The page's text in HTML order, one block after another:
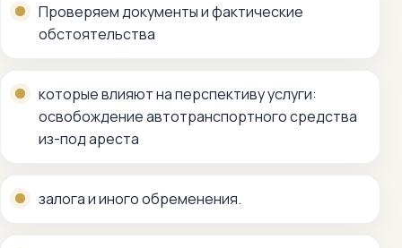
Проверяем документы и фактические
обстоятельства
которые влияют на перспективу услуги:
освобождение автотранспортного средства
из-под ареста
залога и иного обременения.